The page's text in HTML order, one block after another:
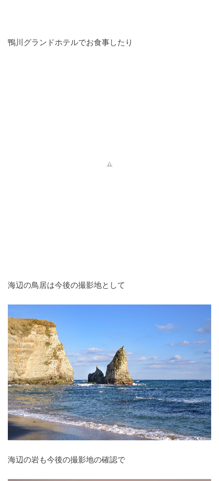
鴨川グランドホテルでお食事したり
海辺の鳥居は今後の撮影地として
海辺の岩も今後の撮影地の確認で